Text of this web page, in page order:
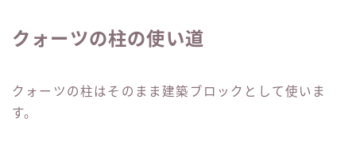
クォーツの柱の使い道
クォーツの柱はそのまま建築ブロックとして使いま
す。